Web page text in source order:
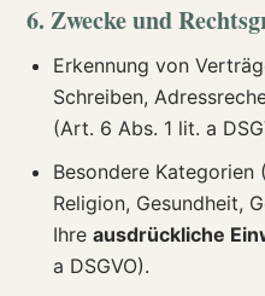
6. Zwecke und
Erkennung von
Schreiben,
(Art. 6 Abs. 1 lit. a
Besondere Kategorien
Religion, Gesundheit,
Ihre ausdrückliche
a DSGVO).